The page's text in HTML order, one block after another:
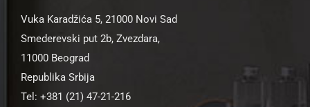
Vuka Karadžića 5, 21000 Novi Sad
Smederevski put 2b, Zvezdara,
11000 Beograd
Republika Srbija
Tel: +381 (21) 47-21-216